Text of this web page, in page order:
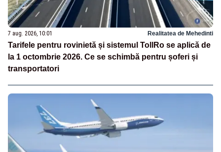
7 aug. 2026, 10:01 Realitatea de Mehedinti
Tarifele pentru rovinietă și sistemul TollRo se aplică de
la 1 octombrie 2026. Ce se schimbă pentru șoferi și
transportatori